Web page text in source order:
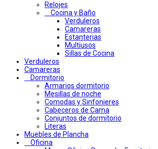
Relojes
Cocina y Baño
Verduleros
Camareras
Estanterias
Multiusos
Sillas de Cocina
Verduleros
Camareras
Dormitorio
Armarios dormitorio
Mesillas de noche
Comodas y Sinfonieres
Cabeceros de Cama
Conjuntos de dormitorio
Literas
Muebles de Plancha
Oficina